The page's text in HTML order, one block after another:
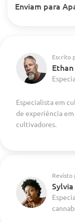
Enviam para
Escrito
Especialista em
de experiência
cultivadores.
Revisto